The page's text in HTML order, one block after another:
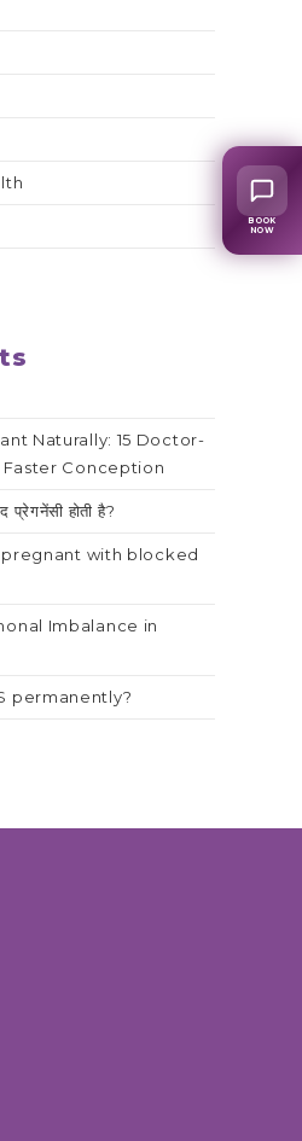
Naturally: 15 Doctor-
Conception
प्रेगनेंसी होती है?
with blocked
Imbalance in
permanently?
BOOK
NOW